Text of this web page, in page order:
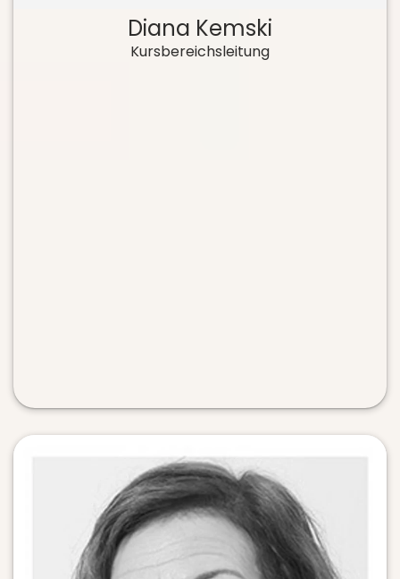
Diana Kemski
Kursbereichsleitung